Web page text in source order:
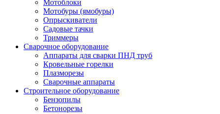
Мотоблоки
Мотобуры (ямобуры)
Опрыскиватели
Садовые тачки
Триммеры
Сварочное оборудование
Аппараты для сварки ПНД труб
Кровельные горелки
Плазморезы
Сварочные аппараты
Строительное оборудование
Бензопилы
Бетонорезы